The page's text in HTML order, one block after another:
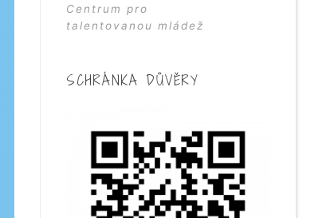
Centrum pro
talentovanou mládež
SCHRÁNKA DŮVĚRY